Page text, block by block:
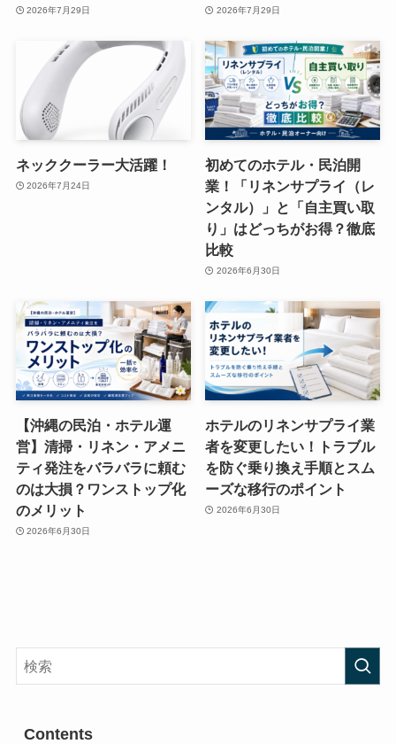
2026年7月29日 2026年7月29日
ネッククーラー大活躍！
2026年7月24日
初めてのホテル・民泊開
業！「リネンサプライ（レ
ンタル）」と「自主買い取
り」はどっちがお得？徹底
比較
2026年6月30日
【沖縄の民泊・ホテル運
営】清掃・リネン・アメニ
ティ発注をバラバラに頼む
のは大損？ワンストップ化
のメリット
2026年6月30日
ホテルのリネンサプライ業
者を変更したい！トラブル
を防ぐ乗り換え手順とスム
ーズな移行のポイント
2026年6月30日
Contents